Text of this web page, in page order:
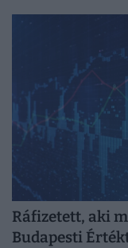
Ráfizetett, aki
Budapesti